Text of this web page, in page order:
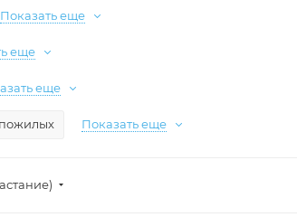
Показать еще
еще
еще
Показать еще